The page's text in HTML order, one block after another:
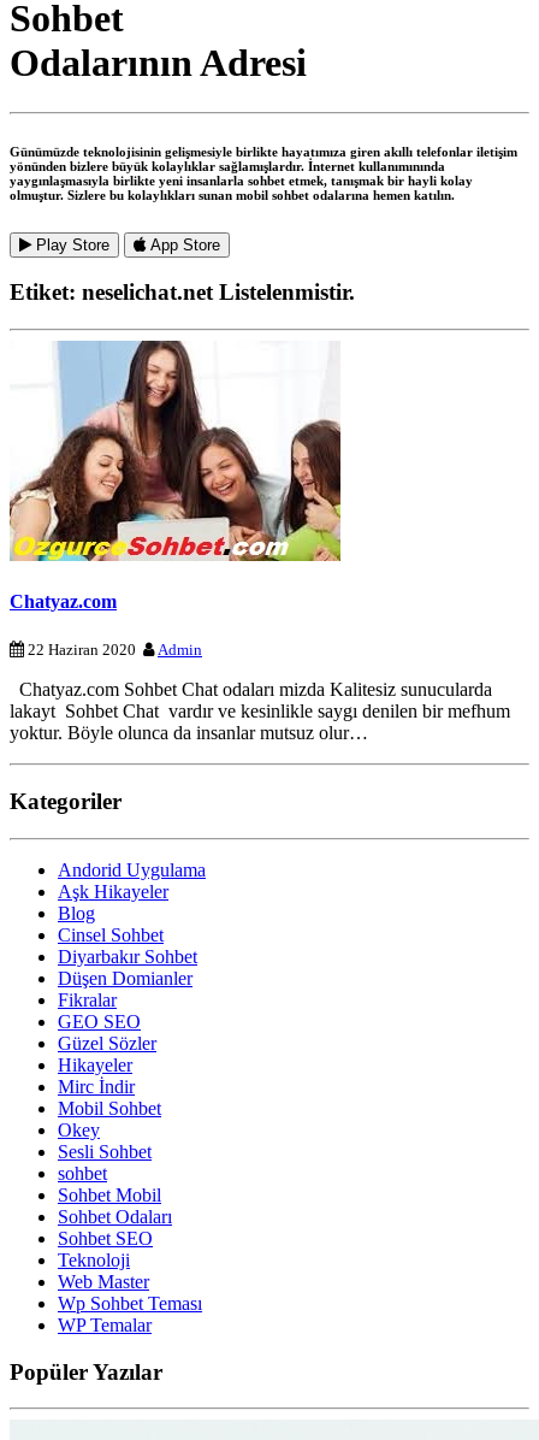
Sohbet
Odalarının Adresi
Günümüzde teknolojisinin gelişmesiyle birlikte hayatımıza giren akıllı telefonlar iletişim
yönünden bizlere büyük kolaylıklar sağlamışlardır. İnternet kullanımınında
yaygınlaşmasıyla birlikte yeni insanlarla sohbet etmek, tanışmak bir hayli kolay
olmuştur. Sizlere bu kolaylıkları sunan mobil sohbet odalarına hemen katılın.
Play Store App Store
Etiket: neselichat.netListelenmistir.
Chatyaz.com
22 Haziran 2020 Admin
Chatyaz.com Sohbet Chat odaları mizda Kalitesiz sunucularda
lakayt Sohbet Chat vardır ve kesinlikle saygı denilen bir mefhum
yoktur. Böyle olunca da insanlar mutsuz olur…
Kategoriler
Andorid Uygulama
Aşk Hikayeler
Blog
Cinsel Sohbet
Diyarbakır Sohbet
Düşen Domianler
Fikralar
GEO SEO
Güzel Sözler
Hikayeler
Mirc İndir
Mobil Sohbet
Okey
Sesli Sohbet
sohbet
Sohbet Mobil
Sohbet Odaları
Sohbet SEO
Teknoloji
Web Master
Wp Sohbet Teması
WP Temalar
PopülerYazılar